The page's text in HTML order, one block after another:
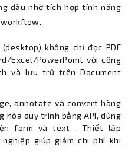
đầu nhờ tích hợp tính năng
workflow.
(desktop) không chỉ đọc PDF
Excel/PowerPoint với công
và lưu trữ trên Document
annotate và convert hàng
hóa quy trình bằng API, dùng
form và text . Thiết lập
giúp giảm chi phí khi